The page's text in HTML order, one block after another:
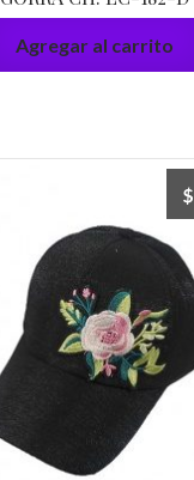
Agregar al carrito
$